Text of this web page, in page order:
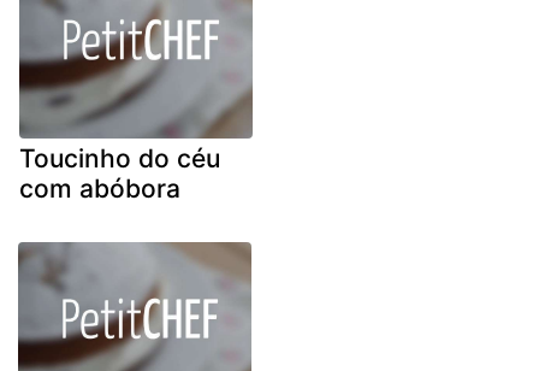
Toucinho do céu
com abóbora